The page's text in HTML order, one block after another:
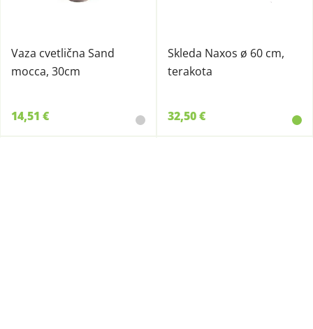
Vaza cvetlična Sand
mocca, 30cm
14,51 €
Skleda Naxos ø 60 cm,
terakota
32,50 €